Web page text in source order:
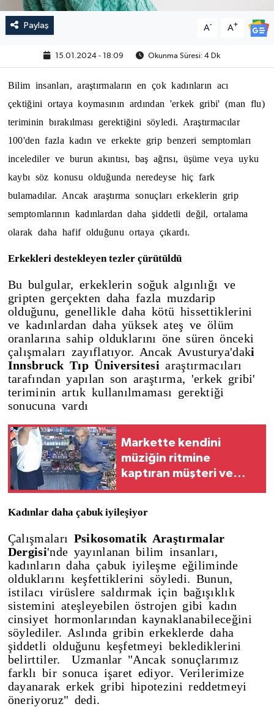
Paylaş A- A+
15.01.2024 - 18:09 Okunma Süresi: 4 Dk
Bilim insanları, araştırmaların en çok kadınların acı
çektiğini ortaya koymasının ardından 'erkek gribi' (man flu)
teriminin bırakılması gerektiğini söyledi. Araştırmacılar
100'den fazla kadın ve erkekte grip benzeri semptomları
incelediler ve burun akıntısı, baş ağrısı, üşüme veya uyku
kaybı söz konusu olduğunda neredeyse hiç fark
bulamadılar. Ancak araştırma sonuçları erkeklerin grip
semptomlarının kadınlardan daha şiddetli değil, ortalama
olarak daha hafif olduğunu ortaya çıkardı.
Erkekleri destekleyen tezler çürütüldü
Bu bulgular, erkeklerin soğuk algınlığı ve
gripten gerçekten daha fazla muzdarip
olduğunu, genellikle daha kötü hissettiklerini
ve kadınlardan daha yüksek ateş ve ölüm
oranlarına sahip olduklarını öne süren önceki
çalışmaları zayıflatıyor. Ancak Avusturya'daki
Innsbruck Tıp Üniversitesi araştırmacıları
tarafından yapılan son araştırma, 'erkek gribi'
teriminin artık kullanılmaması gerektiği
sonucuna vardı
Markette kendini
müziğin ritmine
kaptıran müşteri ve
Kadınlar daha çabuk iyileşiyor
Çalışmaları Psikosomatik Araştırmalar
Dergisi'nde yayınlanan bilim insanları,
kadınların daha çabuk iyileşme eğiliminde
olduklarını keşfettiklerini söyledi. Bunun,
istilacı virüslere saldırmak için bağışıklık
sistemini ateşleyebilen östrojen gibi kadın
cinsiyet hormonlarından kaynaklanabileceğini
söylediler. Aslında gribin erkeklerde daha
şiddetli olduğunu keşfetmeyi beklediklerini
belirttiler. Uzmanlar "Ancak sonuçlarımız
farklı bir sonuca işaret ediyor. Verilerimize
dayanarak erkek gribi hipotezini reddetmeyi
öneriyoruz" dedi.